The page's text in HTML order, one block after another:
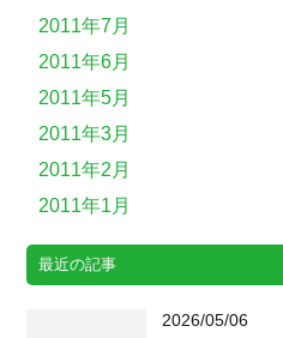
2011年7月
2011年6月
2011年5月
2011年3月
2011年2月
2011年1月
最近の記事
2026/05/06